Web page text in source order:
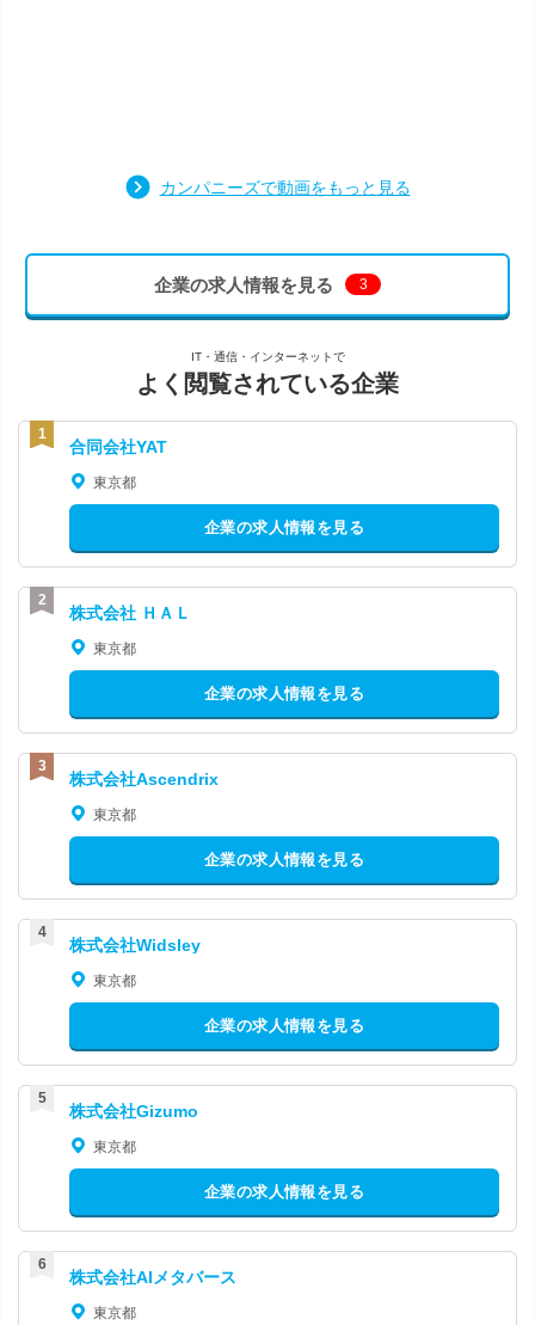
カンパニーズで動画をもっと見る
企業の求人情報を見る 3
IT・通信・インターネットで
よく閲覧されている企業
合同会社YAT
東京都
企業の求人情報を見る
株式会社 ＨＡＬ
東京都
企業の求人情報を見る
株式会社Ascendrix
東京都
企業の求人情報を見る
株式会社Widsley
東京都
企業の求人情報を見る
株式会社Gizumo
東京都
企業の求人情報を見る
株式会社AIメタバース
東京都